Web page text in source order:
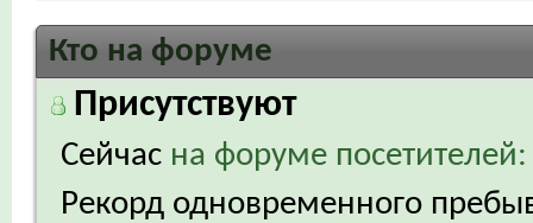
Кто на форуме
Присутствуют
Сейчас на форуме
Рекорд одновременного